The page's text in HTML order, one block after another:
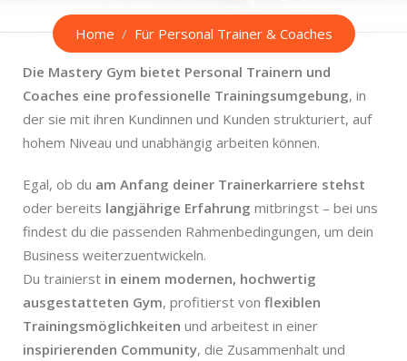
Home Für Personal Trainer & Coaches
Die Mastery Gym bietet Personal Trainern und
Coaches eine professionelle Trainingsumgebung, in
der sie mit ihren Kundinnen und Kunden strukturiert, auf
hohem Niveau und unabhängig arbeiten können.
Egal, ob du am Anfang deiner Trainerkarriere stehst
oder bereits langjährige Erfahrung mitbringst – bei uns
findest du die passenden Rahmenbedingungen, um dein
Business weiterzuentwickeln.
Du trainierst in einem modernen, hochwertig
ausgestatteten Gym, profitierst von flexiblen
Trainingsmöglichkeiten und arbeitest in einer
inspirierenden Community, die Zusammenhalt und